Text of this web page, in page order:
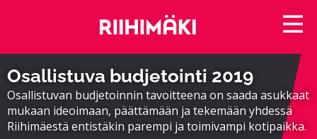
Osallistuva budjetointi 2019
Osallistuvan budjetoinnin tavoitteena on saada asukkaat
mukaan ideoimaan, päättämään ja tekemään yhdessä
Riihimäestä entistäkin parempi ja toimivampi kotipaikka.